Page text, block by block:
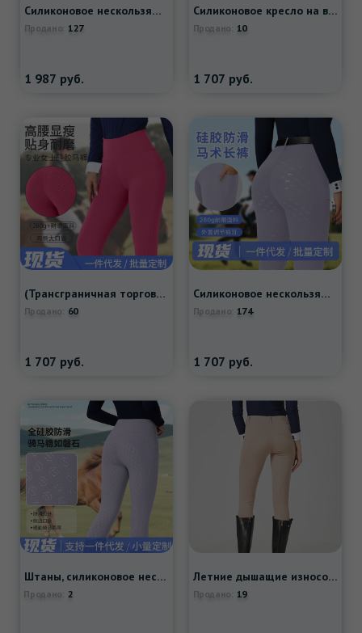
Силиконовое нескользящое кресло, дышащие быстросохнущие штаны с молнией, в обтяжку
Продано: 127
1 987 руб.
Силиконовое кресло на все сезоны, нескользящие штаны, износостойкое снаряжение, европейский стиль, размер
Продано: 10
1 707 руб.
(Трансграничная торговля), белые нескользящие штаны, европейский стиль, в обтяжку
Продано: 60
1 707 руб.
Силиконовое нескользящое кресло, дышащие быстросохнущие штаны, в обтяжку, Amazon
Продано: 174
1 707 руб.
Штаны, силиконовое нескользящое высокое снаряжение, европейский стиль, в обтяжку
Продано: 2
Летние дышащие износостойкие штаны, облегающий крой
Продано: 19